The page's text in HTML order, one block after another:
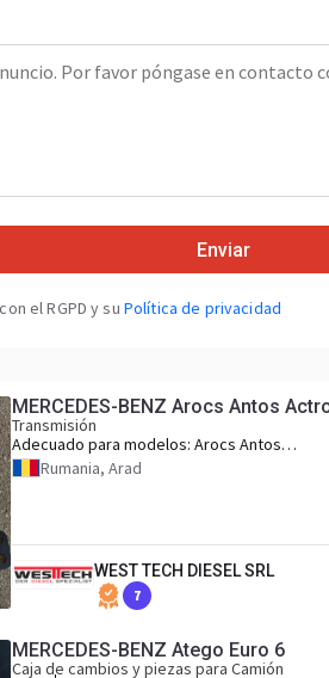
Enviar
el RGPD y su Política de privacidad
MERCEDES-BENZ Arocs Antos
Transmisión
Adecuado para modelos: Arocs Antos
Actros Axor
Rumania, Arad
WEST TECH DIESEL SRL
7
MERCEDES-BENZ Atego Euro 6
Caja de cambios y piezas para Camión